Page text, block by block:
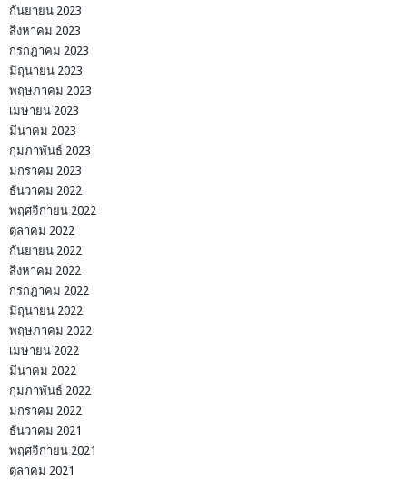
กันยายน 2023
สิงหาคม 2023
กรกฎาคม 2023
มิถุนายน 2023
พฤษภาคม 2023
เมษายน 2023
มีนาคม 2023
กุมภาพันธ์ 2023
มกราคม 2023
ธันวาคม 2022
พฤศจิกายน 2022
ตุลาคม 2022
กันยายน 2022
สิงหาคม 2022
กรกฎาคม 2022
มิถุนายน 2022
พฤษภาคม 2022
เมษายน 2022
มีนาคม 2022
กุมภาพันธ์ 2022
มกราคม 2022
ธันวาคม 2021
พฤศจิกายน 2021
ตุลาคม 2021